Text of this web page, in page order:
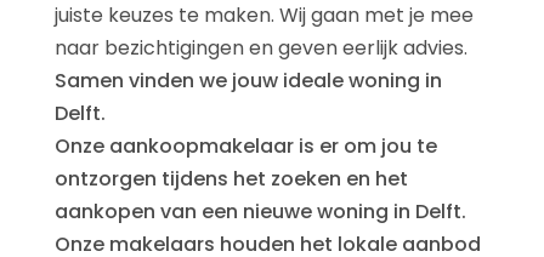
juiste keuzes te maken. Wij gaan met je mee
naar bezichtigingen en geven eerlijk advies.
Samen vinden we jouw ideale woning in
Delft.
Onze aankoopmakelaar is er om jou te
ontzorgen tijdens het zoeken en het
aankopen van een nieuwe woning in Delft.
Onze makelaars houden het lokale aanbod